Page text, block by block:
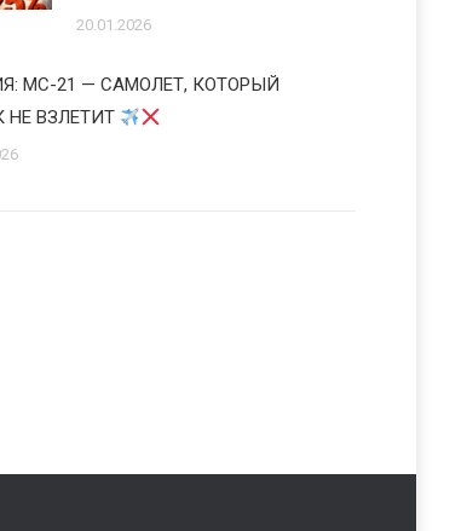
20.01.2026
МС-21 — САМОЛЕТ, КОТОРЫЙ
НЕ ВЗЛЕТИТ